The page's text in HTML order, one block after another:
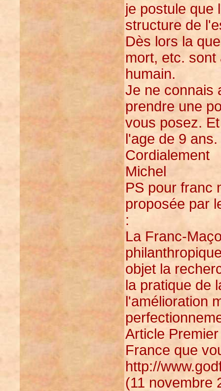
je postule que
structure de
Dès lors la
mort, etc.
humain.
Je ne connais
prendre une
vous posez.
l'age de 9 ans.
Cordialement
Michel
PS pour franc
proposée par
:
La Franc-
objet la
la pratique de
l'amélioration
Article
France que
http://
(11 novembre